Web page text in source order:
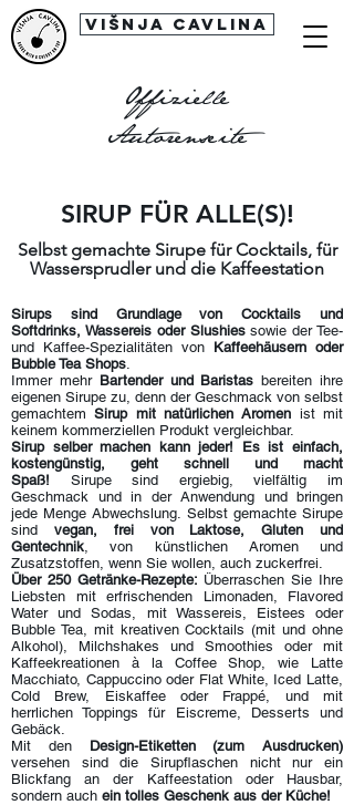
Višnja Cavlina
Offizielle
Autorenseite
SIRUP FÜR ALLE(S)!
Selbst gemachte Sirupe für Cocktails, für
Wassersprudler und die Kaffeestation
Sirups sind Grundlage von Cocktails und
Softdrinks, Wassereis oder Slushiessowie der Tee-
und Kaffee-Spezialitäten von Kaffeehäusern oder
Bubble Tea Shops.
Immer mehr Bartender und Baristas bereiten ihre
eigenen Sirupe zu, denn der Geschmack von selbst
gemachtemSirup mit natürlichen Aromen ist mit
keinem kommerziellen Produkt vergleichbar.
Sirup selber machen kann jeder!
Es ist einfach,
kostengünstig, geht schnell und macht
Spaß! Sirupe sind ergiebig, vielfältig im
Geschmack und in der Anwendung und bringen
jede Menge Abwechslung. Selbst gemachte Sirupe
sind vegan, frei von Laktose, Gluten und
Gentechnik, von künstlichen Aromen und
Zusatzstoffen, wenn Sie wollen, auch zuckerfrei.
Über 250 Getränke-Rezepte: Überraschen Sie Ihre
Liebsten mit erfrischenden Limonaden, Flavored
Water und Sodas, mit Wassereis, Eistees oder
Bubble Tea, mit kreativen Cocktails (mit und ohne
Alkohol), Milchshakes und Smoothies oder mit
Kaffeekreationen à la Coffee Shop, wie Latte
Macchiato, Cappuccino oder Flat White, Iced Latte,
Cold Brew, Eiskaffee oder Frappé, und mit
herrlichen Toppings für Eiscreme, Desserts und
Gebäck.
Mit denDesign-Etiketten (zum Ausdrucken)
versehen sind die Sirupflaschen nicht nur ein
Blickfang an der Kaffeestation oder Hausbar,
sondern auch ein tolles Geschenk aus der Küche!